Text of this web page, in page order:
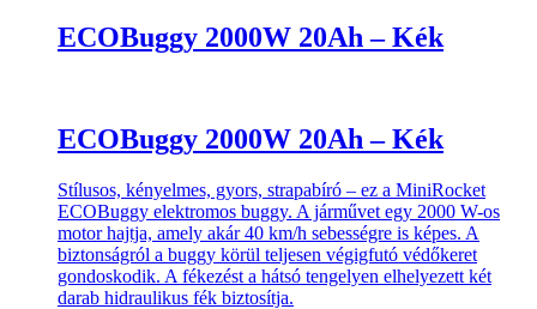
ECOBuggy 2000W 20Ah – Kék
ECOBuggy 2000W 20Ah – Kék
Stílusos, kényelmes, gyors, strapabíró – ez a MiniRocket
ECOBuggy elektromos buggy. A járművet egy 2000 W-os
motor hajtja, amely akár 40 km/h sebességre is képes. A
biztonságról a buggy körül teljesen végigfutó védőkeret
gondoskodik. A fékezést a hátsó tengelyen elhelyezett két
darab hidraulikus fék biztosítja.